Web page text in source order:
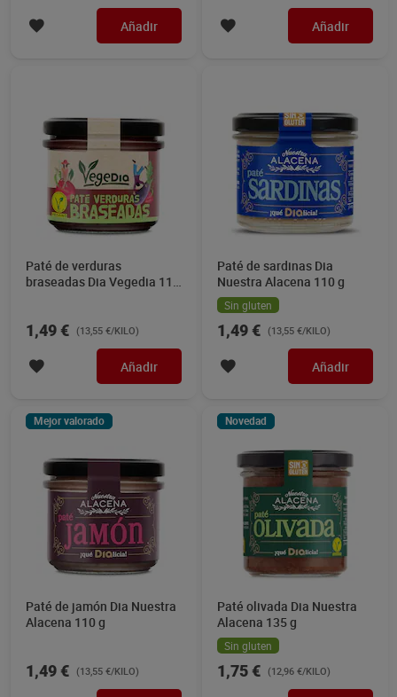
Añadir Añadir
Paté de verduras
braseadas Dia Vegedia 110
1,49 € (13,55 €/KILO)
Añadir
Paté de sardinas Dia
Nuestra Alacena 110 g
Sin gluten
1,49 € (13,55 €/KILO)
Añadir
Mejor valorado
Paté de jamón Dia Nuestra
Alacena 110 g
1,49 € (13,55 €/KILO)
Novedad
Paté olivada Dia Nuestra
Alacena 135 g
Sin gluten
1,75 € (12,96 €/KILO)